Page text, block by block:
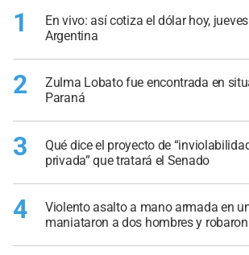
1
En vivo: así cotiza el dólar hoy,
Argentina
2
Zulma Lobato fue encontrada en
Paraná
3
Qué dice el proyecto de
privada” que tratará el Senado
4
Violento asalto a mano armada en
maniataron a dos hombres y